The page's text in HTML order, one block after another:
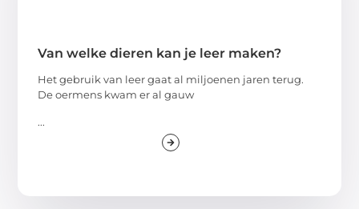
Van welke dieren kan je leer maken?
Het gebruik van leer gaat al miljoenen jaren terug.
De oermens kwam er al gauw
...